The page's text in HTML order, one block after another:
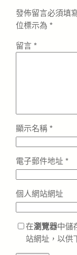
發佈留言必須填
位標示為 *
留言 *
顯示名稱 *
電子郵件地址 *
個人網站網址
在瀏覽器中儲
站網址，以供